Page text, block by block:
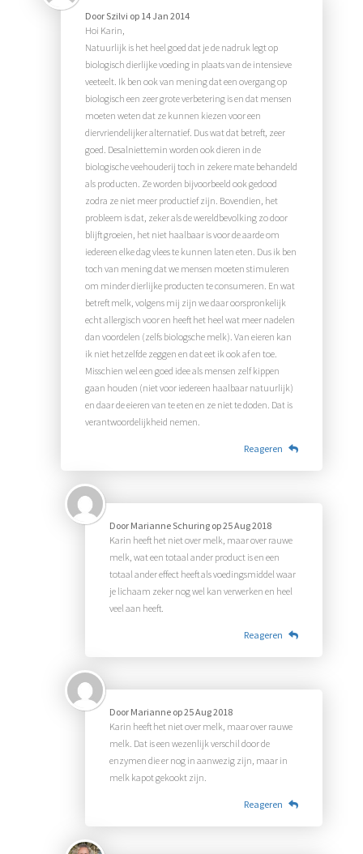
DoorSzilvi op 14 Jan 2014
Hoi Karin,
Natuurlijk is het heel goed dat je de nadruk legt op
biologisch dierlijke voeding in plaats van de intensieve
veeteelt. Ik ben ook van mening dat een overgang op
biologisch een zeer grote verbetering is en dat mensen
moeten weten dat ze kunnen kiezen voor een
diervriendelijker alternatief. Dus wat dat betreft, zeer
goed. Desalniettemin worden ook dieren in de
biologische veehouderij toch in zekere mate behandeld
als producten. Ze worden bijvoorbeeld ook gedood
zodra ze niet meer productief zijn. Bovendien, het
probleem is dat, zeker als de wereldbevolking zo door
blijft groeien, het niet haalbaar is voor de aarde om
iedereen elke dag vlees te kunnen laten eten. Dus ik ben
toch van mening dat we mensen moeten stimuleren
om minder dierlijke producten te consumeren. En wat
betreft melk, volgens mij zijn we daar oorspronkelijk
echt allergisch voor en heeft het heel wat meer nadelen
dan voordelen (zelfs biologsche melk). Van eieren kan
ik niet hetzelfde zeggen en dat eet ik ook af en toe.
Misschien wel een goed idee als mensen zelf kippen
gaan houden (niet voor iedereen haalbaar natuurlijk)
en daar de eieren van te eten en ze niet te doden. Dat is
verantwoordelijkheid nemen.
Reageren
Door Marianne Schuring op25 Aug 2018
Karin heeft het niet over melk, maar over rauwe
melk, wat een totaal ander product is en een
totaal ander effect heeft als voedingsmiddel waar
je lichaam zeker nog wel kan verwerken en heel
veel aan heeft.
Reageren
Door Marianne op25 Aug 2018
Karin heeft het niet over melk, maar over rauwe
melk. Dat is een wezenlijk verschil door de
enzymen die er nog in aanwezig zijn, maar in
melk kapot gekookt zijn.
Reageren